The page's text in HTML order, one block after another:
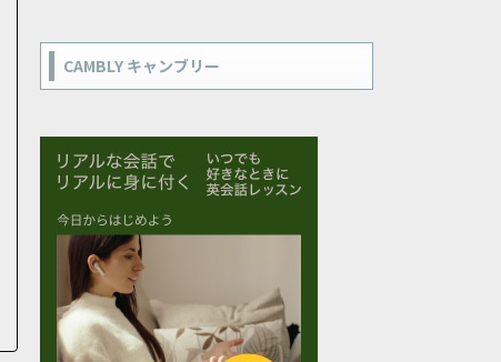
CAMBLY キャンブリー